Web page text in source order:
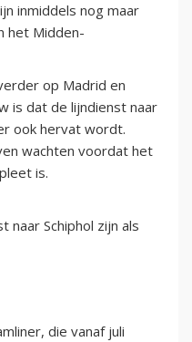
inmiddels nog maar
het Midden-
op Madrid en
is dat de lijndienst naar
ook hervat wordt.
wachten voordat het
is.
naar Schiphol zijn als
die vanaf juli